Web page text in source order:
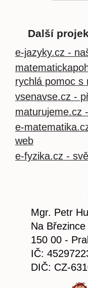
Další
e-jazyky.cz -
rychlá pomoc s
vsenavse.cz -
maturujeme.cz
e-
web
e-fyzika.cz -
Mgr. Petr
Na Březince
150 00 -
IČ:
DIČ: CZ-